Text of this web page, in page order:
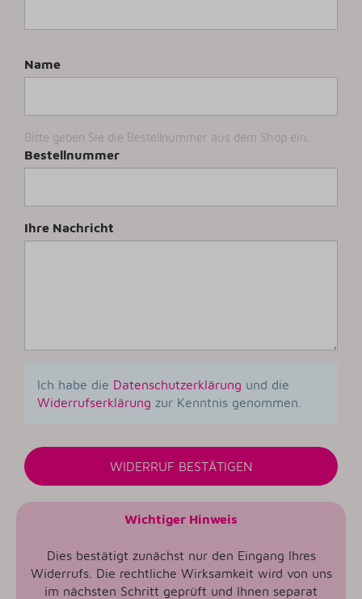
Name
Bitte geben Sie die Bestellnummer aus dem Shop ein.
Bestellnummer
Ihre Nachricht
Ich habe die Datenschutzerklärung und die
Widerrufserklärung zur Kenntnis genommen.
WIDERRUF BESTÄTIGEN
Wichtiger Hinweis
Dies bestätigt zunächst nur den Eingang Ihres
Widerrufs. Die rechtliche Wirksamkeit wird von uns
im nächsten Schritt geprüft und Ihnen separat